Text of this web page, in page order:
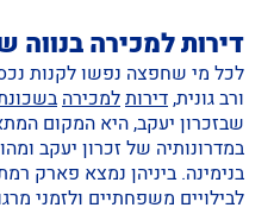
דירות למכירה בנווה
לכל מי שחפצה נפשו לקנות
ורב גונית,דירותלמכירה
שבזכרון יעקב, היא המקום
במדרונותיה של זכרון יעקב
בנימינה. ביניהן נמצא פארק
לבילויים משפחתיים ולזמני